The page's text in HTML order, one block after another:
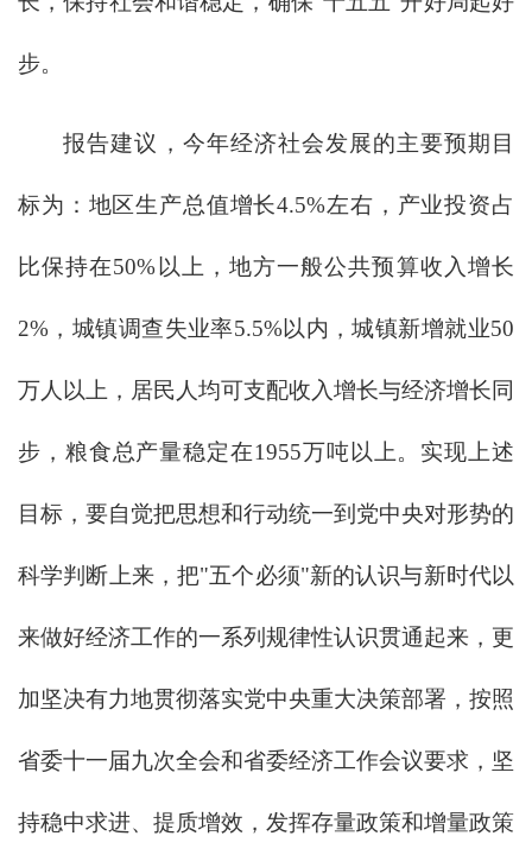
步。
报告建议，今年经济社会发展的主要预期目
标为：地区生产总值增长4.5%左右，产业投资占
比保持在50%以上，地方一般公共预算收入增长
2%，城镇调查失业率5.5%以内，城镇新增就业50
万人以上，居民人均可支配收入增长与经济增长同
步，粮食总产量稳定在1955万吨以上。实现上述
目标，要自觉把思想和行动统一到党中央对形势的
科学判断上来，把"五个必须"新的认识与新时代以
来做好经济工作的一系列规律性认识贯通起来，更
加坚决有力地贯彻落实党中央重大决策部署，按照
省委十一届九次全会和省委经济工作会议要求，坚
持稳中求进、提质增效，发挥存量政策和增量政策